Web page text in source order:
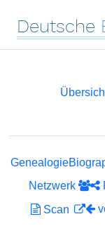
Deutsche
Genealogie
Netzwerk
Scan